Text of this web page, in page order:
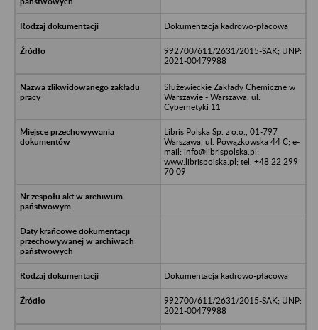
Dokumentacja kadrowo-płacowa
992700/611/2631/2015-SAK; UNP:
2021-00479988
Służewieckie Zakłady Chemiczne w
Warszawie - Warszawa, ul.
Cybernetyki 11
Libris Polska Sp. z o.o., 01-797
Warszawa, ul. Powązkowska 44 C; e-
mail: info@librispolska.pl;
www.librispolska.pl; tel. +48 22 299
70 09
Dokumentacja kadrowo-płacowa
992700/611/2631/2015-SAK; UNP:
2021-00479988